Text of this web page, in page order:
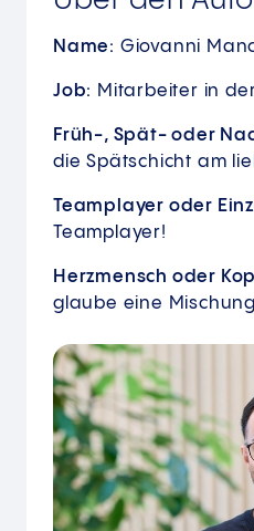
Name: Giovanni
Job: Mitarbeiter in
Früh-, Spät- oder
die Spätschicht am
Teamplayer oder
Teamplayer!
Herzmensch oder
glaube eine